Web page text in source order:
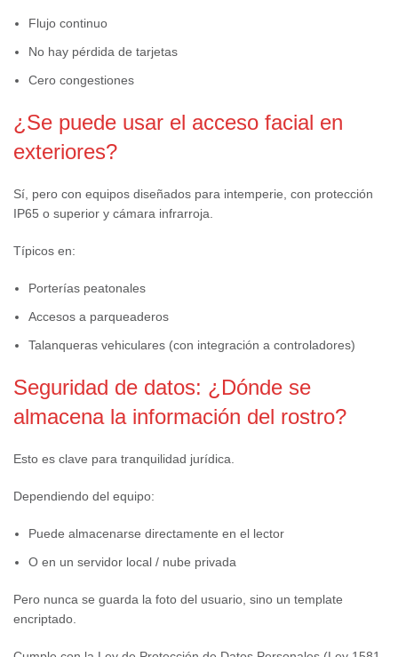
Flujo continuo
No hay pérdida de tarjetas
Cero congestiones
¿Se puede usar el acceso facial en
exteriores?
Sí, pero con equipos diseñados para intemperie, con protección
IP65 o superior y cámara infrarroja.
Típicos en:
Porterías peatonales
Accesos a parqueaderos
Talanqueras vehiculares (con integración a controladores)
Seguridad de datos: ¿Dónde se
almacena la información del rostro?
Esto es clave para tranquilidad jurídica.
Dependiendo del equipo:
Puede almacenarse directamente en el lector
O en un servidor local / nube privada
Pero nunca se guarda la foto del usuario, sino un template
encriptado.